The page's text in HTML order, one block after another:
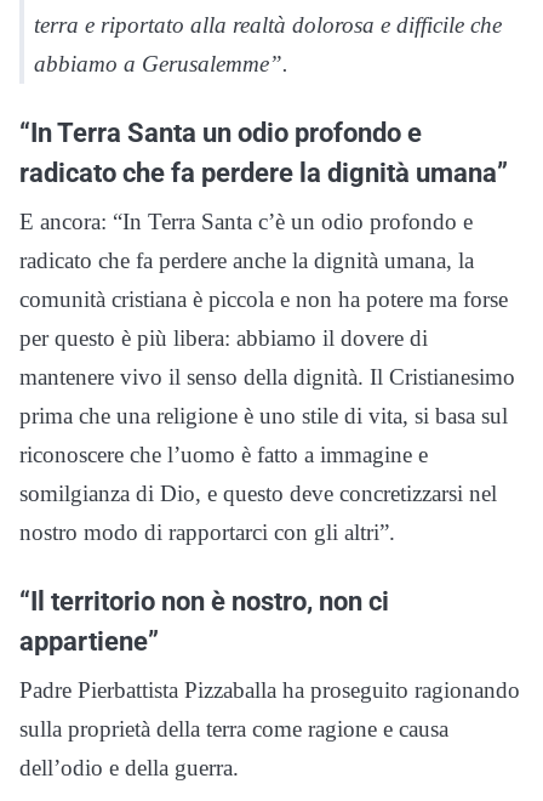
terra e riportato alla realtà dolorosa e difficile che
abbiamo a Gerusalemme”.
“In Terra Santa un odio profondo e
radicato che fa perdere la dignità umana”
E ancora: “In Terra Santa c’è un odio profondo e
radicato che fa perdere anche la dignità umana, la
comunità cristiana è piccola e non ha potere ma forse
per questo è più libera: abbiamo il dovere di
mantenere vivo il senso della dignità. Il Cristianesimo
prima che una religione è uno stile di vita, si basa sul
riconoscere che l’uomo è fatto a immagine e
somilgianza di Dio, e questo deve concretizzarsi nel
nostro modo di rapportarci con gli altri”.
“Il territorio non è nostro, non ci
appartiene”
Padre Pierbattista Pizzaballa ha proseguito ragionando
sulla proprietà della terra come ragione e causa
dell’odio e della guerra.